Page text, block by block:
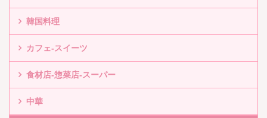
韓国料理
カフェ-スイーツ
食材店-惣菜店-スーパー
中華